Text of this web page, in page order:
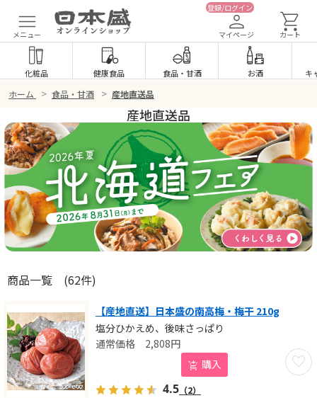
メニュー
登録/ログイン
マイページ カート
化粧品 健康食品 食品・ 甘酒 お酒 キ
ホーム > 食品・甘酒 > 産地直送品
産地直送品
商品一覧 (62件)
【産地直送】日本盛の南高梅・梅干 210g
塩分ひかえめ、後味さっぱり
お気
2,808円
購入
4.5 （2）